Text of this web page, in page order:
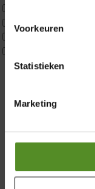
Voorkeuren
Statistieken
Marketing
P650 25cm
Maatvoering
2 personen
Traagschuim